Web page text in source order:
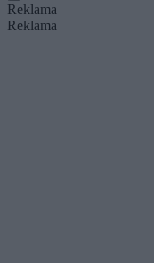
Reklama
Reklama